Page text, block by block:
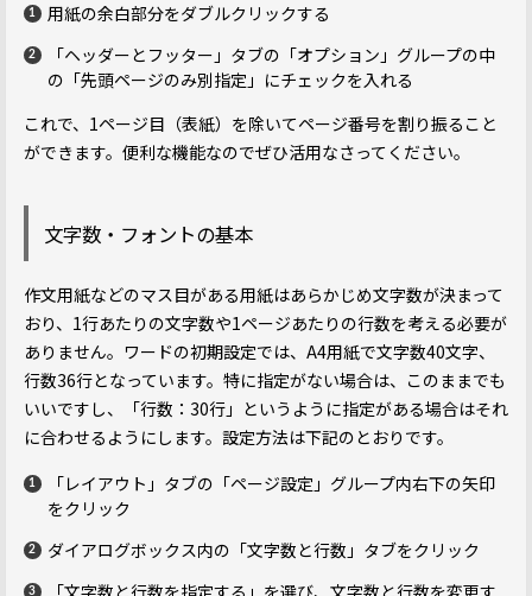
用紙の余白部分をダブルクリックする
「ヘッダーとフッター」タブの「オプション」グループの中
の「先頭ページのみ別指定」にチェックを入れる
これで、1ページ目（表紙）を除いてページ番号を割り振ること
ができます。便利な機能なのでぜひ活用なさってください。
文字数・フォントの基本
作文用紙などのマス目がある用紙はあらかじめ文字数が決まって
おり、1行あたりの文字数や1ページあたりの行数を考える必要が
ありません。ワードの初期設定では、A4用紙で文字数40文字、
行数36行となっています。特に指定がない場合は、このままでも
いいですし、「行数：30行」というように指定がある場合はそれ
に合わせるようにします。設定方法は下記のとおりです。
「レイアウト」タブの「ページ設定」グループ内右下の矢印
をクリック
ダイアログボックス内の「文字数と行数」タブをクリック